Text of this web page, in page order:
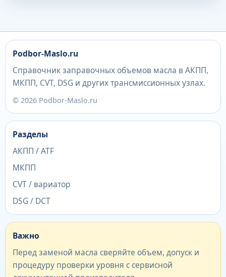
Podbor-Maslo.ru
Справочник заправочных объемов масла в АКПП,
МКПП, CVT, DSG и других трансмиссионных узлах.
© 2026 Podbor-Maslo.ru
Разделы
АКПП / ATF
МКПП
CVT / вариатор
DSG / DCT
Важно
Перед заменой масла сверяйте объем, допуск и
процедуру проверки уровня с сервисной